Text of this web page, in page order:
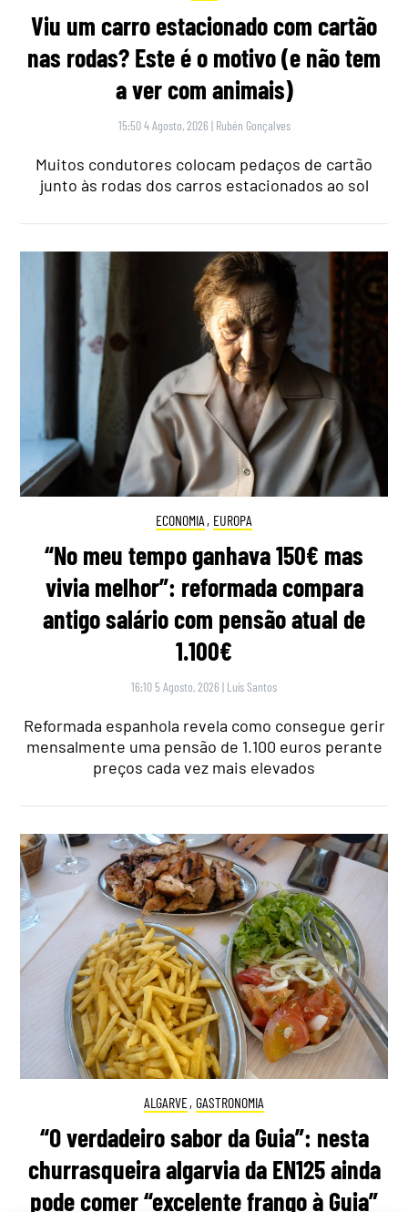
Viu um carro estacionado com cartão
nas rodas? Este é o motivo (e não tem
a ver com animais)
15:50 4 Agosto, 2026 | Rubén Gonçalves
Muitos condutores colocam pedaços de cartão
junto às rodas dos carros estacionados ao sol
ECONOMIA , EUROPA
“No meu tempo ganhava 150€ mas
vivia melhor”: reformada compara
antigo salário com pensão atual de
1.100€
16:10 5 Agosto, 2026 | Luís Santos
Reformada espanhola revela como consegue gerir
mensalmente uma pensão de 1.100 euros perante
preços cada vez mais elevados
ALGARVE, GASTRONOMIA
“O verdadeiro sabor da Guia”: nesta
churrasqueira algarvia da EN125 ainda
pode comer “excelente frango à Guia”